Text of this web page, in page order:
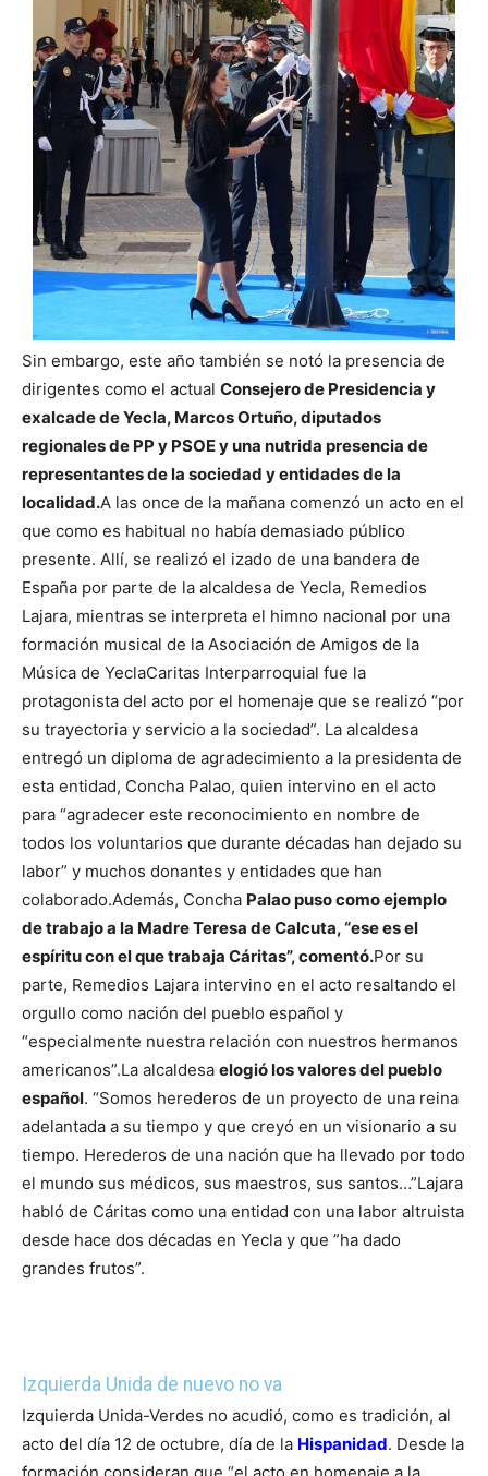
Sin embargo, este año también se notó la presencia de
dirigentes como el actual Consejero de Presidencia y
exalcade de Yecla, Marcos Ortuño, diputados
regionales de PP y PSOE y una nutrida presencia de
representantes de la sociedad y entidades de la
localidad.A las once de la mañana comenzó un acto en el
que como es habitual no había demasiado público
presente. Allí, se realizó el izado de una bandera de
España por parte de la alcaldesa de Yecla, Remedios
Lajara, mientras se interpreta el himno nacional por una
formación musical de la Asociación de Amigos de la
Música de YeclaCaritas Interparroquial fue la
protagonista del acto por el homenaje que se realizó “por
su trayectoria y servicio a la sociedad”. La alcaldesa
entregó un diploma de agradecimiento a la presidenta de
esta entidad, Concha Palao, quien intervino en el acto
para “agradecer este reconocimiento en nombre de
todos los voluntarios que durante décadas han dejado su
labor” y muchos donantes y entidades que han
colaborado.Además, Concha Palao puso como ejemplo
de trabajo a la Madre Teresa de Calcuta, “ese es el
espíritu con el que trabaja Cáritas”, comentó.Por su
parte, Remedios Lajara intervino en el acto resaltando el
orgullo como nación del pueblo español y
“especialmente nuestra relación con nuestros hermanos
americanos”.La alcaldesa elogió los valores del pueblo
español. “Somos herederos de un proyecto de una reina
adelantada a su tiempo y que creyó en un visionario a su
tiempo. Herederos de una nación que ha llevado por todo
el mundo sus médicos, sus maestros, sus santos…”Lajara
habló de Cáritas como una entidad con una labor altruista
desde hace dos décadas en Yecla y que ”ha dado
grandes frutos”.
Izquierda Unida de nuevo no va
Izquierda Unida-Verdes no acudió, como es tradición, al
acto del día 12 de octubre, día de la Hispanidad. Desde la
formación consideran que “el acto en homenaje a la